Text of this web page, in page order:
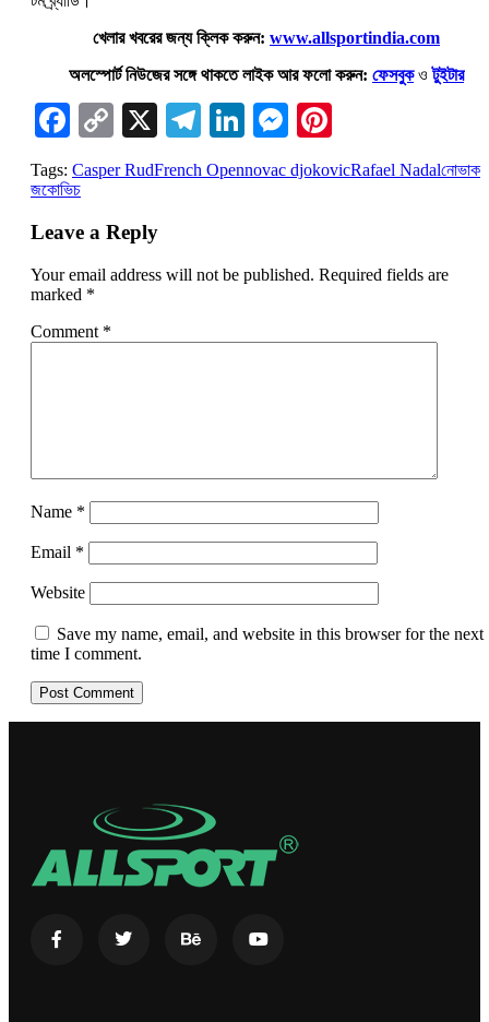
খেলার খবরের জন্য ক্লিক করুন: www.allsportindia.com
অলস্পোর্ট নিউজের সঙ্গে থাকতে লাইক আর ফলো করুন: ফেসবুকওটুইটার
Facebook
Copy
Link
X Telegram
LinkedIn
Messenger
Tags: Casper RudFrench Opennovac djokovicRafael Nadalনোভাক
জকোভিচ
Leave a Reply
Your email address will not be published. Required fields are
marked *
Comment *
Name *
Email *
Website
Save my name, email, and website in this browser for the next
time I comment.